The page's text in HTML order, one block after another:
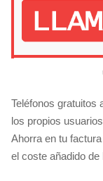
Teléfonos gratuitos
los propios
Ahorra en tu
el coste añadido